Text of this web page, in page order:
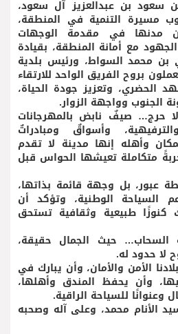
سعود بن عبدالعزيز آل سعود،
مسيرة التنمية في المنطقة،
مدنها في مقدمة الوجهات
مع أمانة المنطقة، بقيادة
بن محمد السواط، ورئيس بلدية
بروح الفريق الواحد للارتقاء
الحضري، وتعزيز جودة الحياة،
الجنوب وواجهة الزوار.
حرج… صيفٌ نابض بالمهرجانات
وأسواقٌ ومبادراتٌ
وأهله إنها مدينة لا تقدم
متكاملة تعيشها الحواس قبل
عبور، بل وجهة قائمة بذاتها،
الوطنية، وتؤكد أن
كنوزًا طبيعية وثقافية تستحق
السحاب… حيث الجمال حقيقة،
لا حدود له.
الأمن والأمان، وأن يبارك في
وأن يحفظ المندق وأهلها،
وعنوانًا للسياحة الراقية.
الأنام محمد، وعلى آله وصحبه